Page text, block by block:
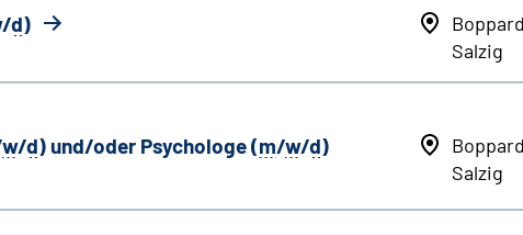
/d)
Salzig
w/d) und/oder Psychologe (m/w/d)
Salzig